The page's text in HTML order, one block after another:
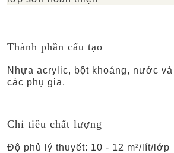
Thành phần cấu tạo
Nhựa acrylic, bột khoáng, nước và
các phụ gia.
Chỉ tiêu chất lượng
Độ phủ lý thuyết: 10 - 12 m2/lít/lớp